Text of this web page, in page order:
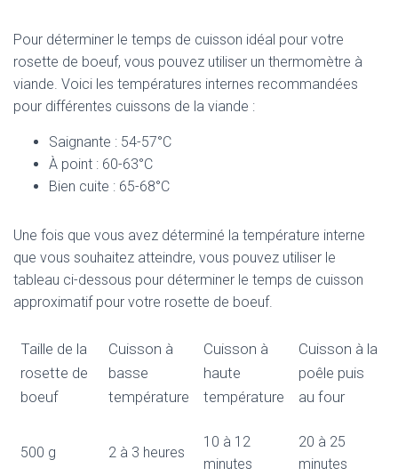
Pour déterminer le temps de cuisson idéal pour votre
rosette de boeuf, vous pouvez utiliser un thermomètre à
viande. Voici les températures internes recommandées
pour différentes cuissons de la viande :
Saignante : 54-57°C
À point : 60-63°C
Bien cuite : 65-68°C
Une fois que vous avez déterminé la température interne
que vous souhaitez atteindre, vous pouvez utiliser le
tableau ci-dessous pour déterminer le temps de cuisson
approximatif pour votre rosette de boeuf.
Taille de la
rosette de
boeuf
Cuisson à
basse
température
Cuisson à
haute
température
Cuisson à la
poêle puis
au four
500 g 2 à 3 heures
10 à 12
minutes
20 à 25
minutes